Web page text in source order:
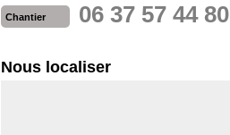
Chantier 06 37 57 44 80
Nous localiser